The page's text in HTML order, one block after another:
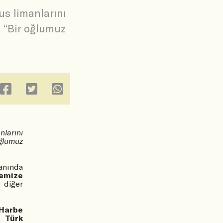
limanlarını
oğlumuz
diğer